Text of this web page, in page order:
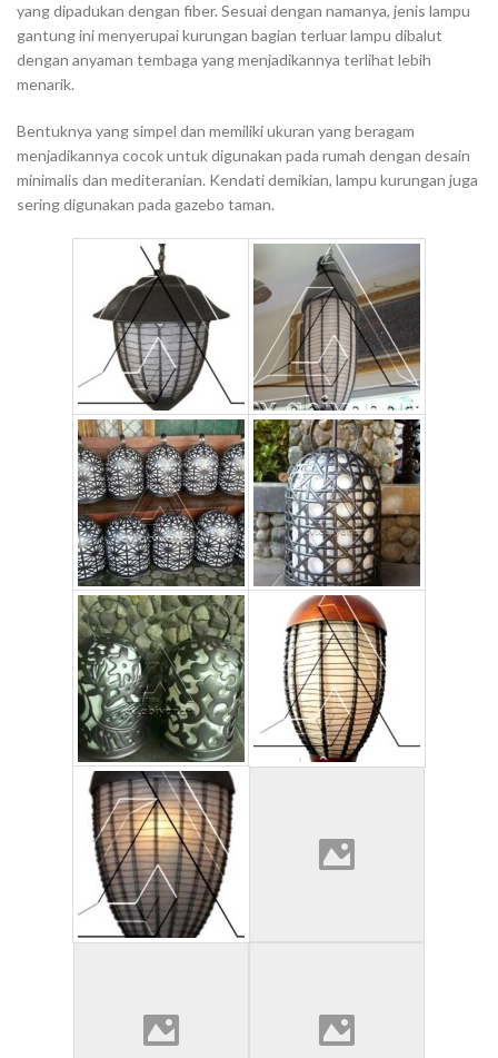
yang dipadukan dengan fiber. Sesuai dengan namanya, jenis lampu
gantung ini menyerupai kurungan bagian terluar lampu dibalut
dengan anyaman tembaga yang menjadikannya terlihat lebih
menarik.
Bentuknya yang simpel dan memiliki ukuran yang beragam
menjadikannya cocok untuk digunakan pada rumah dengan desain
minimalis dan mediteranian. Kendati demikian, lampu kurungan juga
sering digunakan pada gazebo taman.